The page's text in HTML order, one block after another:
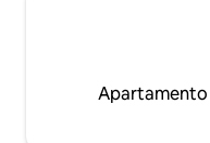
Apartamento